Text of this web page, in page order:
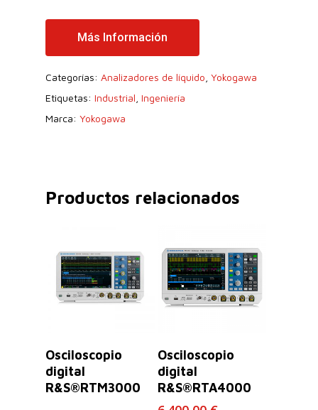
Más Información
Categorías: Analizadores de líquido Yokogawa
Etiquetas: Industrial Ingeniería
Marca: Yokogawa
Productos relacionados
Osciloscopio
digital
R&S®RTM3000
Seleccionar
Opciones
Osciloscopio
digital
R&S®RTA4000